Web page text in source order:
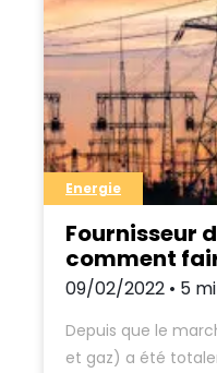
Fournisseur
comment
Energie
09/02/2022 • 5
Depuis que le
et gaz) a été